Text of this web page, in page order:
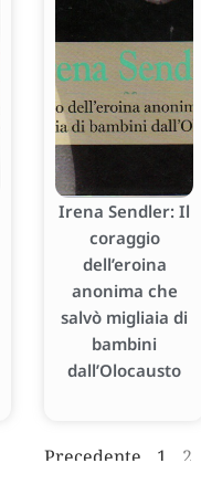
Irena Sendler: Il
coraggio
dell’eroina
anonima che
salvò migliaia di
bambini
dall’Olocausto
Precedente 1 2